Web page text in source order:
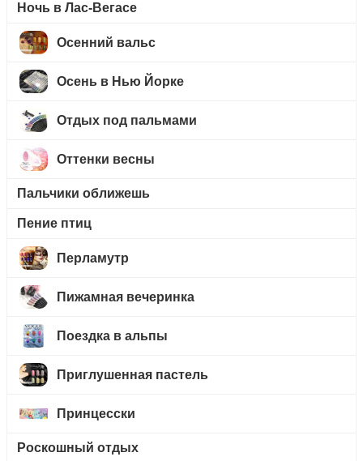
Ночь в Лас-Вегасе
Осенний вальс
Осень в Нью Йорке
Отдых под пальмами
Оттенки весны
Пальчики оближешь
Пение птиц
Перламутр
Пижамная вечеринка
Поездка в альпы
Приглушенная пастель
Принцесски
Роскошный отдых